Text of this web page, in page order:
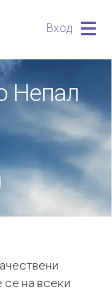
Вход
Непал
се на всеки